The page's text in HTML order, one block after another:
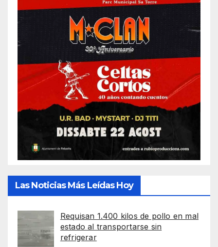
Las Noticias Más Leídas Hoy
Requisan 1.400 kilos de pollo en mal
estado al transportarse sin
refrigerar